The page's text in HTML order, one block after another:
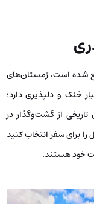
شده است، زمستان‌های
خنک و دلپذیری دارد؛
تاریخی از گشت‌وگذار در
برای سفر انتخاب کنید
خود هستند.